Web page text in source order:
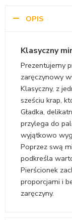
OPIS
Klasyczny
Prezentujemy
zaręczynowy
Klasyczny, z
sześciu krap,
Gładka,
przylega do
wyjątkowo
Poprzez swą
podkreśla
Pierścionek
proporcjami i
zaręczyny.